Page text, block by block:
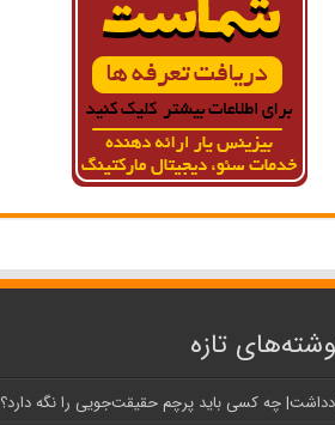
تازه
‌چه کسی باید پرچم حقیقت‌جویی را نگه دارد؟